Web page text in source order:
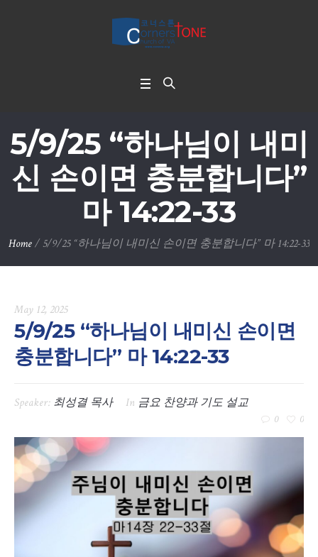
5/9/25 “하나님이 내미
신 손이면 충분합니다”
마 14:22-33
Home/ 5/9/25 “하나님이 내미신 손이면 충분합니다” 마 14:22-33
May 12, 2025
5/9/25 “하나님이 내미신 손이면
충분합니다” 마 14:22-33
Speaker: 최성결 목사 In 금요 찬양과 기도 설교
0 0